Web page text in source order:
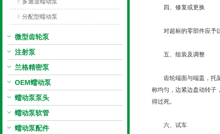
多通道蠕动泵
分配型蠕动泵
微型齿轮泵
注射泵
兰格精密泵
OEM蠕动泵
蠕动泵泵头
蠕动泵软管
蠕动泵配件
四、修复或更换
对超标的零部件应予以
五、组装及调整
齿轮端面与端盖，托架
称均匀，边紧边盘动转子
得过死。
六、试车